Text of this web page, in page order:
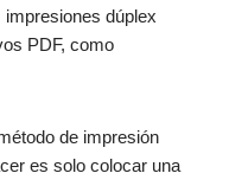
dúplex
PDF, como
de impresión
es solo colocar una